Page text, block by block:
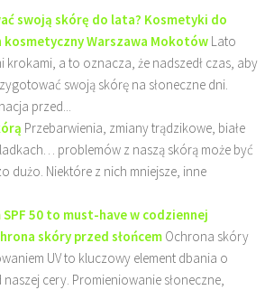
swoją skórę do lata? Kosmetyki do
kosmetyczny Warszawa Mokotów Lato
krokami, a to oznacza, że nadszedł czas, aby
swoją skórę na słoneczne dni.
przed...
Przebarwienia, zmiany trądzikowe, białe
problemów z naszą skórą może być
dużo. Niektóre z nich mniejsze, inne
50 to must-have w codziennej
skóry przed słońcem Ochrona skóry
UV to kluczowy element dbania o
cery. Promieniowanie słoneczne,